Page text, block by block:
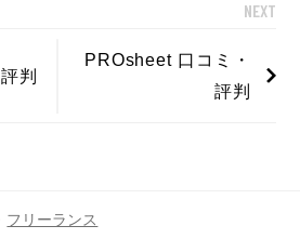
判
NEXT
PROsheet 口コミ・
評判
フリーランス